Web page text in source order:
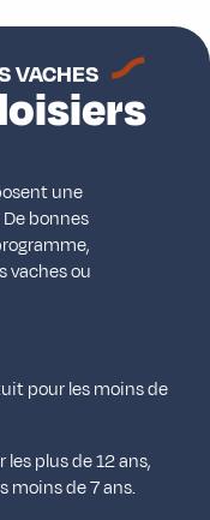
VACHES
une
bonnes
vaches ou
pour les moins de
plus de 12 ans,
moins de 7 ans.